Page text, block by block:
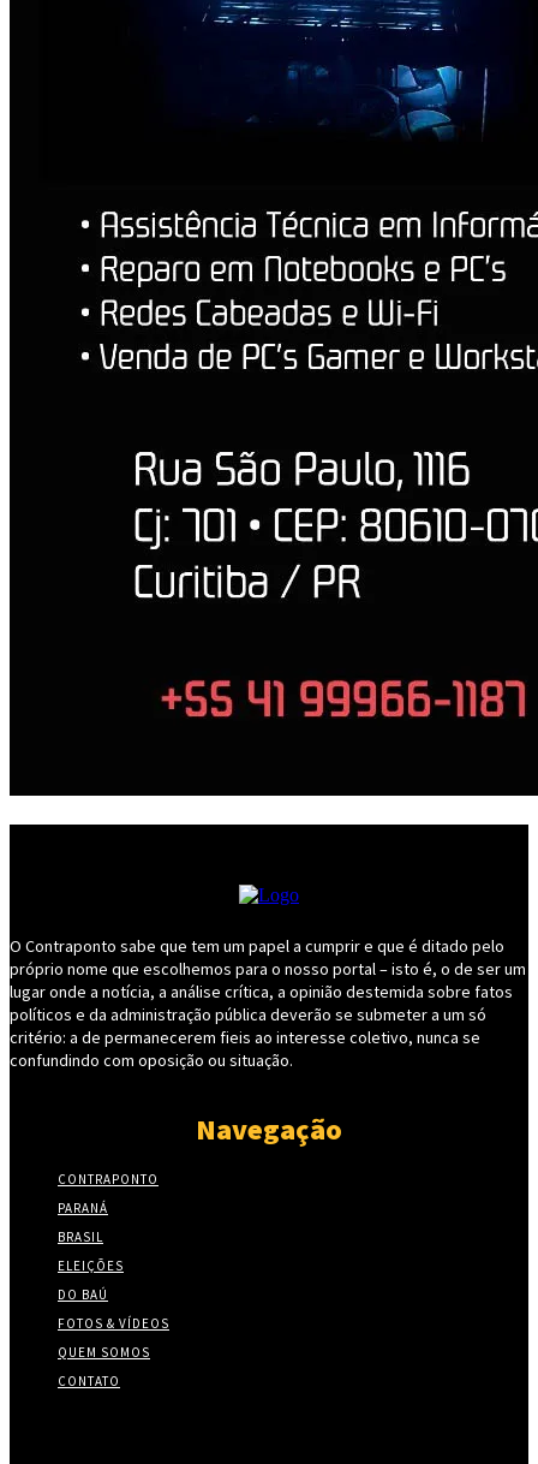
O Contraponto sabe que tem um papel a cumprir e que é ditado pelo
próprio nome que escolhemos para o nosso portal – isto é, o de ser um
lugar onde a notícia, a análise crítica, a opinião destemida sobre fatos
políticos e da administração pública deverão se submeter a um só
critério: a de permanecerem fieis ao interesse coletivo, nunca se
confundindo com oposição ou situação.
Navegação
CONTRAPONTO
PARANÁ
BRASIL
ELEIÇÕES
DO BAÚ
FOTOS & VÍDEOS
QUEM SOMOS
CONTATO